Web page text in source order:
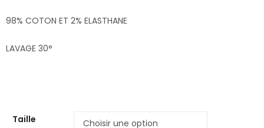
98% COTON ET 2% ELASTHANE
LAVAGE 30°
Taille